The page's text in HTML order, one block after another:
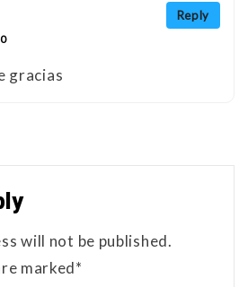
Reply
gracias
will not be published.
marked*